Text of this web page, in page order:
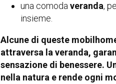
una comoda veranda,
insieme.
Alcune di queste
attraversa la veranda,
sensazione di benessere.
nella natura e rende ogni